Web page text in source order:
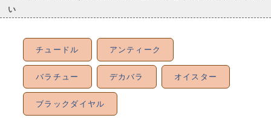
い
チュードル アンティーク
バラチュー デカバラ オイスター
ブラックダイヤル